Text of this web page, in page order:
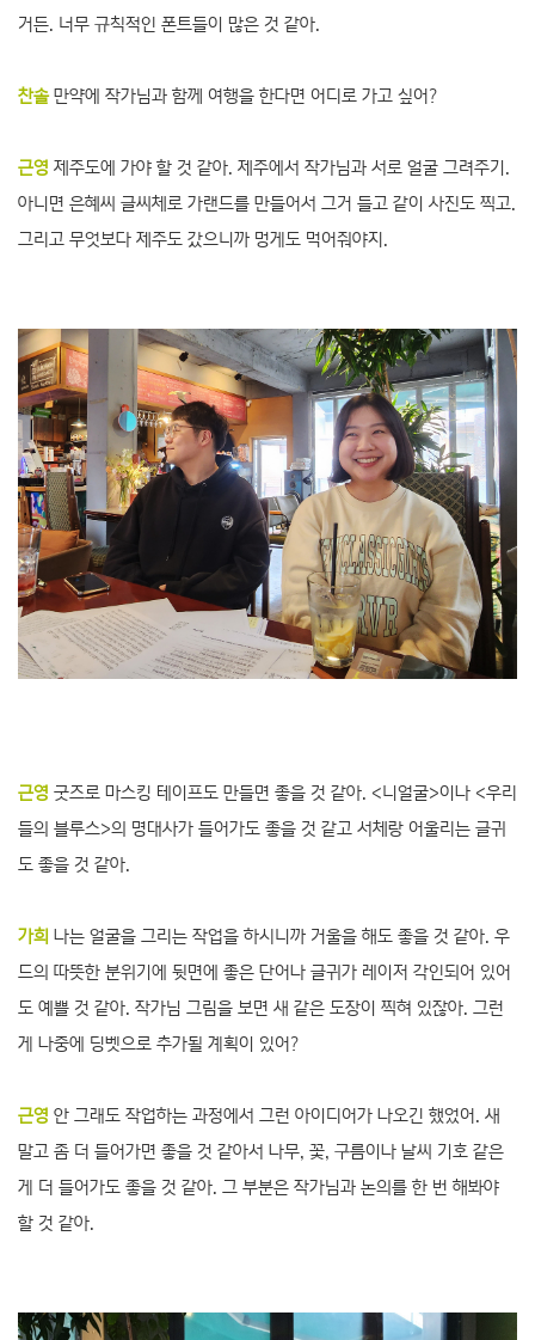
거든. 너무 규칙적인 폰트들이 많은 것 같아.
찬솔만약에 작가님과 함께 여행을 한다면 어디로 가고 싶어?
근영 제주도에 가야 할 것 같아. 제주에서 작가님과 서로 얼굴 그려주기.
아니면 은혜씨 글씨체로 가랜드를 만들어서 그거 들고 같이 사진도 찍고.
그리고 무엇보다 제주도 갔으니까 멍게도 먹어줘야지.
근영 굿즈로 마스킹 테이프도 만들면 좋을 것 같아. <니얼굴>이나 <우리
들의 블루스>의 명대사가 들어가도 좋을 것 같고 서체랑 어울리는 글귀
도 좋을 것 같아.
가희 나는 얼굴을 그리는 작업을 하시니까 거울을 해도 좋을 것 같아. 우
드의 따뜻한 분위기에 뒷면에 좋은 단어나 글귀가 레이저 각인되어 있어
도 예쁠 것 같아. 작가님 그림을 보면 새 같은 도장이 찍혀 있잖아. 그런
게 나중에 딩벳으로 추가될 계획이 있어?
근영 안 그래도 작업하는 과정에서 그런 아이디어가 나오긴 했었어. 새
말고 좀 더 들어가면 좋을 것 같아서 나무, 꽃, 구름이나 날씨 기호 같은
게 더 들어가도 좋을 것 같아. 그 부분은 작가님과 논의를 한 번 해봐야
할 것 같아.